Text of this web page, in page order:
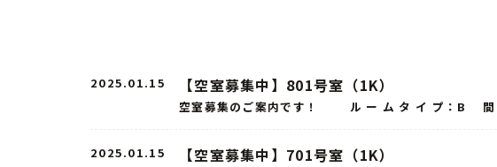
2025.01.15 【空室募集中】801号室（1K）
空室募集のご案内です！ ル ー ム タ イ
2025.01.15 【空室募集中】701号室（1K）